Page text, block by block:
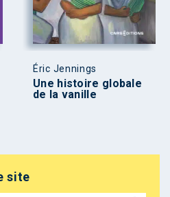
Éric Jennings
Une histoire globale
de la vanille
site